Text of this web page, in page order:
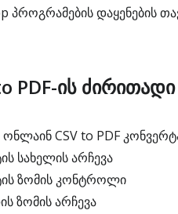
პროგრამების დაყენების
PDF-ის
CSV to PDF
სახელის არჩევა
ზომის კონტროლი
ზომის არჩევა